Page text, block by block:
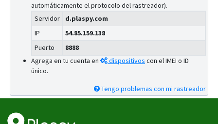
automáticamente el protocolo del rastreador).
Servidor
d.plaspy.com
IP
54.85.159.138
Puerto
8888
Agrega en tu cuenta en
dispositivos con el IMEI o ID
único.
Tengo problemas con mi rastreador